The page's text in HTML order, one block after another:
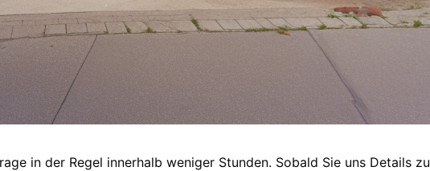
in der Regel innerhalb weniger Stunden. Sobald Sie uns Details zu